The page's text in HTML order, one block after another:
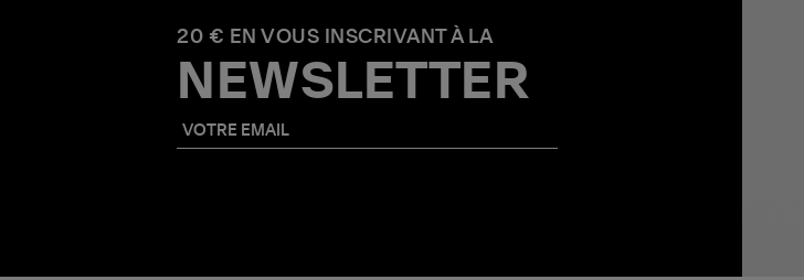
20 € EN VOUS INSCRIVANT À LA
NEWSLETTER